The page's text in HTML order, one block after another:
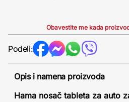
Obavestite me kada
Podeli:
Opis i namena proizvoda
Hama nosač tableta za auto